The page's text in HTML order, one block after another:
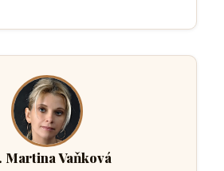
Martina Vaňková